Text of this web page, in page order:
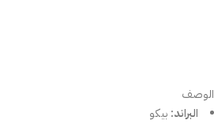
الوصف
البراند: بيكو